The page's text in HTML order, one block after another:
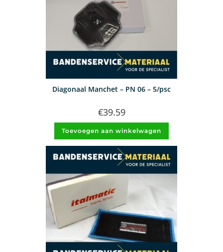
Diagonaal Manchet – PN 06 – 5/psc
€39.59
Toevoegen aan winkelwagen